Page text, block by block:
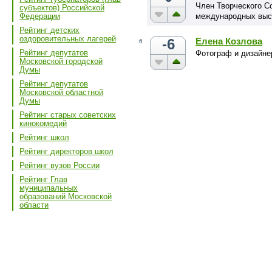
субъектов) Российской
Федерации
Рейтинг детских
оздоровительных лагерей
Рейтинг депутатов
Московской городской
Думы
Рейтинг депутатов
Московской областной
Думы
Рейтинг старых советских
кинокомедий
Рейтинг школ
Рейтинг директоров школ
Рейтинг вузов России
Рейтинг Глав
муниципальных
образований Московской
области
Член Творческого
международных
6 -6 Елена Козлова
Фотограф и